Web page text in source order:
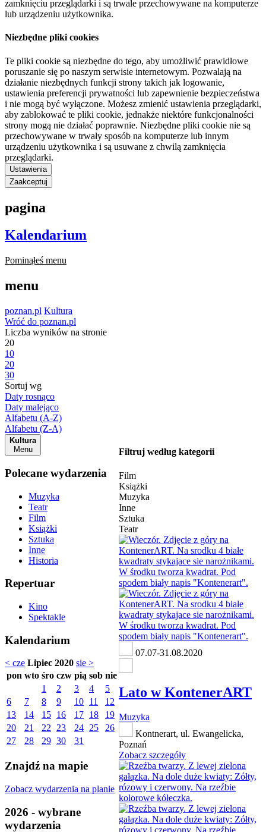
zamknięciu przeglądarki i są trwale przechowywane na komputerze
lub urządzeniu użytkownika.
Niezbędne pliki cookies
Te pliki cookie są niezbędne do tego, aby umożliwić prawidłowe
poruszanie się po naszym serwisie internetowym. Pozwalają na
działanie niezbędnych funkcji strony takich jak logowanie,
ustawienia preferencji prywatności lub zapewnienie bezpieczeństwa
i nie mogą być wyłączone. Możesz zmienić ustawienia przeglądarki,
aby zablokować te pliki cookie, jednakże niektóre funkcjonalności
strony mogą nie działać poprawnie. Niezbędne pliki cookie nie są
przechowywane w trwały sposób na komputerze lub innym
urządzeniu użytkownika i są usuwane z chwilą zamknięcia
przeglądarki.
Ustawienia
Zaakceptuj
pagina
Kalendarium
Pominąłeś menu
menu
poznan.pl Kultura
Wróć do poznan.pl
Liczba wyników na stronie
20
10
20
30
Sortuj wg
Daty rosnąco
Daty malejąco
Alfabetu (A-Z)
Alfabetu (Z-A)
Kultura
Menu
Polecane wydarzenia
Muzyka
Teatr
Film
Książki
Sztuka
Inne
Historia
Repertuar
Kino
Spektakle
Kalendarium
< cze Lipiec 2020 sie >
pon wto śro czw pią sob nie
1
2 3 4
5
6
7 8 9 10 11
12
13
14 15 16 17 18
19
20
21 22 23 24 25
26
27
28 29 30 31
Znajdź na mapie
Zobacz wydarzenia na planie
2026 - wybrane
wydarzenia
Filtruj według kategorii
Film
Książki
Muzyka
Inne
Sztuka
Teatr
07.07-31.08.2020
Lato w KontenerART
Muzyka
Kontnerart, ul. Ewangelicka,
Poznań
Zobacz szczegóły